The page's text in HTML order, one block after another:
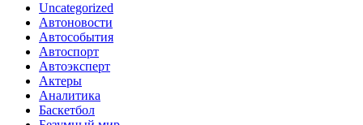
Uncategorized
Автоновости
Автособытия
Автоспорт
Автоэксперт
Актеры
Аналитика
Баскетбол